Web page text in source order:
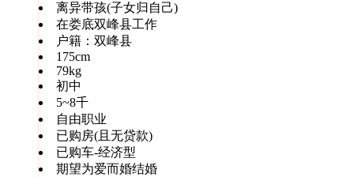
离异带孩(子女归自己)
在娄底双峰县工作
户籍：双峰县
175cm
79kg
初中
5~8千
自由职业
已购房(且无贷款)
已购车-经济型
期望为爱而婚结婚